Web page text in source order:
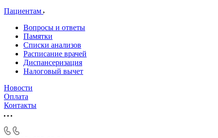
Пациентам
Вопросы и ответы
Памятки
Списки анализов
Расписание врачей
Диспансеризация
Налоговый вычет
Новости
Оплата
Контакты